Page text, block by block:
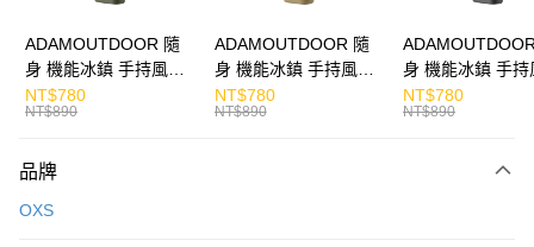
運送方式
每筆NT$130，滿NT$399(含以上)免運費
ADAMOUTDOOR 隨
身 機能冰鎮 手持風扇
掛繩
NT$780
NT$890
ADAMOUTDOOR 隨
身 機能冰鎮 手持風扇
掛繩
NT$780
NT$890
身 機能冰鎮 手持
掛繩
NT$780
NT$890
品牌
OXS